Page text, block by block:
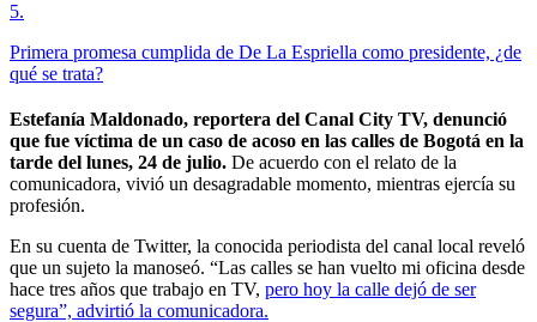
5.
Primera promesa cumplida de De La Espriella como presidente, ¿de
qué se trata?
Estefanía Maldonado, reportera del Canal City TV, denunció
que fue víctima de un caso de acoso en las calles de Bogotá en la
tarde del lunes, 24 de julio. De acuerdo con el relato de la
comunicadora, vivió un desagradable momento, mientras ejercía su
profesión.
En su cuenta de Twitter, la conocida periodista del canal local reveló
que un sujeto la manoseó. “Las calles se han vuelto mi oficina desde
hace tres años que trabajo en TV, pero hoy la calle dejó de ser
segura”, advirtió la comunicadora.